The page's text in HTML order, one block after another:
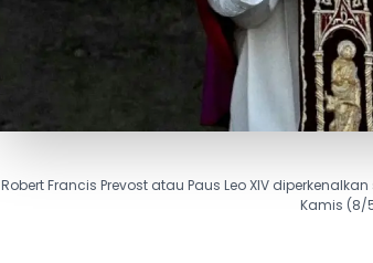
Robert Francis Prevost atau Paus Leo XIV
Kamis (8/